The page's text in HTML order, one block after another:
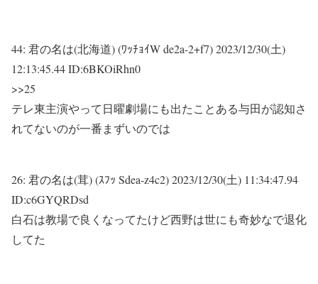
44: 君の名は(北海道) (ﾜｯﾁｮｲW de2a-2+f7)2023/12/30(土)
12:13:45.44 ID:6BKOiRhn0
>>25
テレ東主演やって日曜劇場にも出たことある与田が認知さ
れてないのが一番まずいのでは
26: 君の名は(茸) (ｽﾌｯ Sdea-z4c2)2023/12/30(土) 11:34:47.94
ID:c6GYQRDsd
白石は教場で良くなってたけど西野は世にも奇妙なで退化
してた